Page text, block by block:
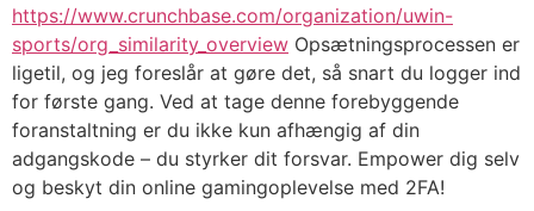
https://www.crunchbase.com/organization/uwin-
sports/org_similarity_overview Opsætningsprocessen er
ligetil, og jeg foreslår at gøre det, så snart du logger ind
for første gang. Ved at tage denne forebyggende
foranstaltning er du ikke kun afhængig af din
adgangskode – du styrker dit forsvar. Empower dig selv
og beskyt din online gamingoplevelse med 2FA!